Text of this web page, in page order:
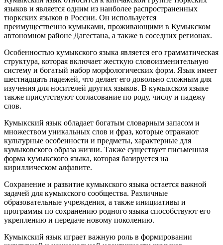
языков и является одним из наиболее распространенных
тюркских языков в России. Он используется
преимущественно кумыками, проживающими в Кумыкском
автономном районе Дагестана, а также в соседних регионах.
Особенностью кумыкского языка является его грамматическая
структура, которая включает жесткую словоизменительную
систему и богатый набор морфологических форм. Язык имеет
шестнадцать падежей, что делает его довольно сложным для
изучения для носителей других языков. В кумыкском языке
также присутствуют согласование по роду, числу и падежу
слов.
Кумыкский язык обладает богатым словарным запасом и
множеством уникальных слов и фраз, которые отражают
культурные особенности и предметы, характерные для
кумыковского образа жизни. Также существует письменная
форма кумыкского языка, которая базируется на
кириллическом алфавите.
Сохранение и развитие кумыкского языка остается важной
задачей для кумыкского сообщества. Различные
образовательные учреждения, а также инициативы и
программы по сохранению родного языка способствуют его
укреплению и передаче новому поколению.
Кумыкский язык играет важную роль в формировании